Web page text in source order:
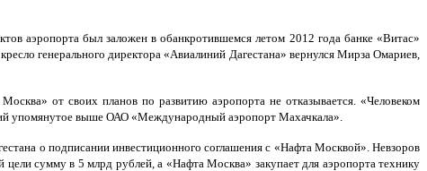
аэропорта был заложен в обанкротившемся летом 2012 года банке «Витас»
генерального директора «Авиалиний Дагестана» вернулся Мирза Омариев,
от своих планов по развитию аэропорта не отказывается. «Человеком
упомянутое выше ОАО «Международный аэропорт Махачкала».
о подписании инвестиционного соглашения с «Нафта Москвой». Невзоров
сумму в 5 млрд рублей, а «Нафта Москва» закупает для аэропорта технику